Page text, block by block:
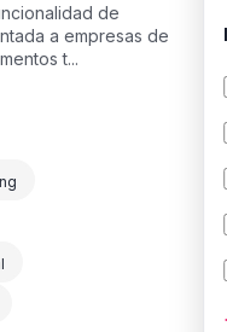
de
a empresas de
t...